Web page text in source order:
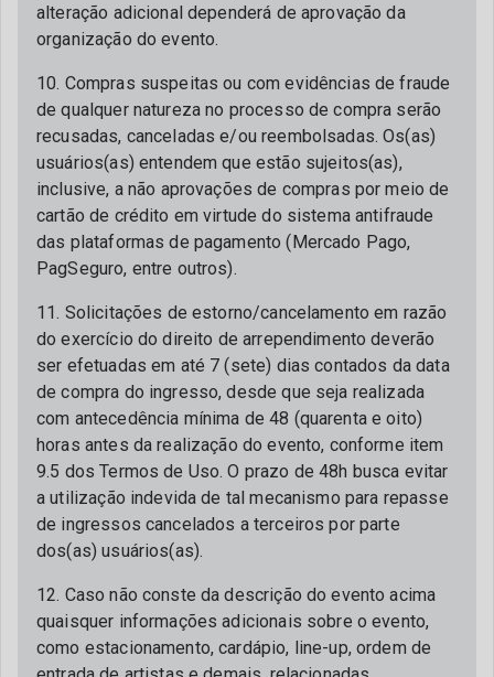
alteração adicional dependerá de aprovação da
organização do evento.
10. Compras suspeitas ou com evidências de fraude
de qualquer natureza no processo de compra serão
recusadas, canceladas e/ou reembolsadas. Os(as)
usuários(as) entendem que estão sujeitos(as),
inclusive, a não aprovações de compras por meio de
cartão de crédito em virtude do sistema antifraude
das plataformas de pagamento (Mercado Pago,
PagSeguro, entre outros).
11. Solicitações de estorno/cancelamento em razão
do exercício do direito de arrependimento deverão
ser efetuadas em até 7 (sete) dias contados da data
de compra do ingresso, desde que seja realizada
com antecedência mínima de 48 (quarenta e oito)
horas antes da realização do evento, conforme item
9.5 dos Termos de Uso. O prazo de 48h busca evitar
a utilização indevida de tal mecanismo para repasse
de ingressos cancelados a terceiros por parte
dos(as) usuários(as).
12. Caso não conste da descrição do evento acima
quaisquer informações adicionais sobre o evento,
como estacionamento, cardápio, line-up, ordem de